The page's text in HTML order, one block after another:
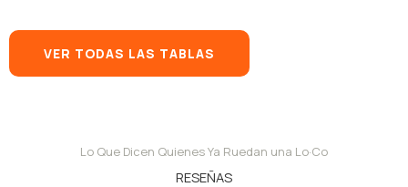
VER TODAS LAS TABLAS
Lo Que Dicen Quienes Ya Ruedan una Lo·Co
RESEÑAS